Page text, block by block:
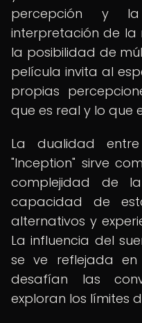
percepción y
interpretación de la
la posibilidad de
película invita al
propias
que es real y lo que
La dualidad
"Inception" sirve
complejidad de
capacidad de
alternativos y
La influencia del
se ve reflejada
desafían las
exploran los límites